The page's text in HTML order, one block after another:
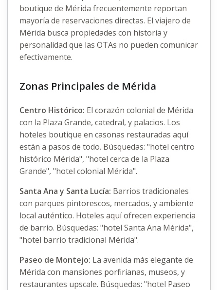
boutique de Mérida frecuentemente reportan
mayoría de reservaciones directas. El viajero de
Mérida busca propiedades con historia y
personalidad que las OTAs no pueden comunicar
efectivamente.
Zonas Principales de Mérida
Centro Histórico: El corazón colonial de Mérida
con la Plaza Grande, catedral, y palacios. Los
hoteles boutique en casonas restauradas aquí
están a pasos de todo. Búsquedas: "hotel centro
histórico Mérida", "hotel cerca de la Plaza
Grande", "hotel colonial Mérida".
Santa Ana y Santa Lucía: Barrios tradicionales
con parques pintorescos, mercados, y ambiente
local auténtico. Hoteles aquí ofrecen experiencia
de barrio. Búsquedas: "hotel Santa Ana Mérida",
"hotel barrio tradicional Mérida".
Paseo de Montejo: La avenida más elegante de
Mérida con mansiones porfirianas, museos, y
restaurantes upscale. Búsquedas: "hotel Paseo